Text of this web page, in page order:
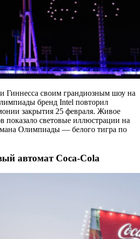
Гиннесса своим грандиозным шоу на
бренд Intel повторил
закрытия 25 февраля. Живое
показало световые иллюстрации на
Олимпиады — белого тигра по
автомат Coca-Cola